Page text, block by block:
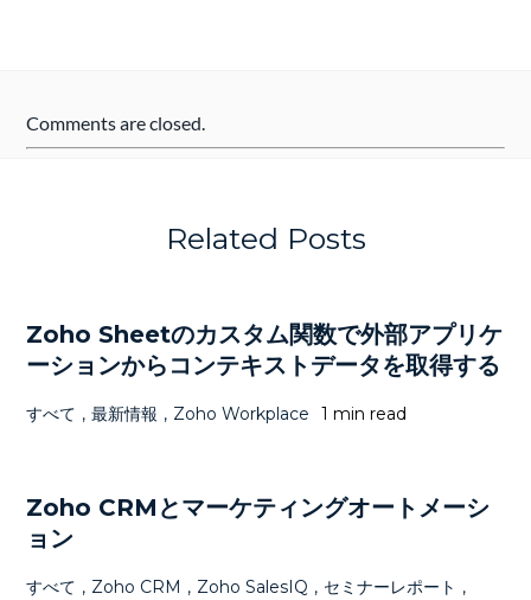
Comments are closed.
Related Posts
Zoho Sheetのカスタム関数で外部アプリケ
ーションからコンテキストデータを取得する
すべて , 最新情報 , Zoho Workplace 1 min read
Zoho CRMとマーケティングオートメーシ
ョン
すべて , Zoho CRM , Zoho SalesIQ , セミナーレポート ,